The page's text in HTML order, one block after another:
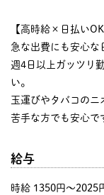
【高時給×日払いOK
急な出費にも安心な
週4日以上ガッツリ
い。
玉運びやタバコのニ
苦手な方でも安心で
給与
時給 1350円〜2025